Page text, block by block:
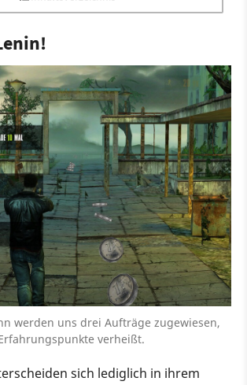
werden uns drei Aufträge zugewiesen,
verheißt.
sich lediglich in ihrem